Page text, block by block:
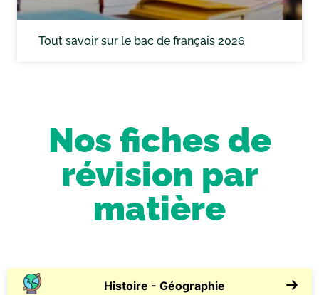
Tout savoir sur le bac de français 2026
Nos fiches de
révision par
matière
Histoire - Géographie